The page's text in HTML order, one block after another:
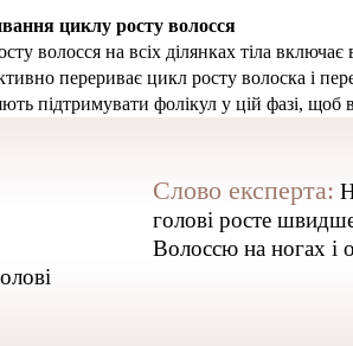
циклу росту волосся
волосся на всіх ділянках тіла
перериває цикл росту волоска і
підтримувати фолікул у цій фазі, щоб
Слово експерта:
голові росте
Волоссю на ногах і